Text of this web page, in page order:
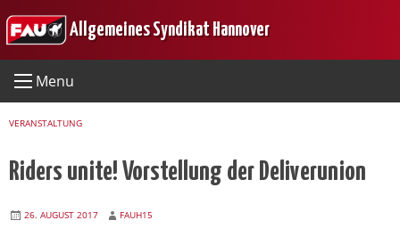
to
Allgemeines Syndikat Hannover
Menu
VERANSTALTUNG
Riders unite! Vorstellung der Deliverunion
26. AUGUST 2017 FAUH15